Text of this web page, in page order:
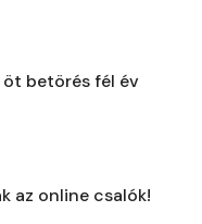
öt betörés fél év
az online csalók!